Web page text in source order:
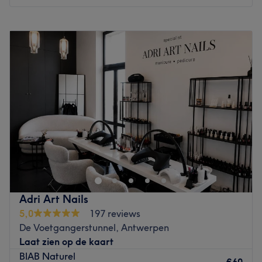
Go to venue
Dinsdag
09:00
Woensdag
09:00–19:00
09:00
09:00–19:00
Zaterdag
09:00 –19:00
Zondag
Gesloten
Welkom bij Sofiya NailCare| Kasteelpleinstraat in
Antwerpen. In deze salon kun je terecht voor verschillende
nagelbehandelingen. Het team van Sofiya NailCare
zorgt ervoor dat elke klant zich speciaal voelt. Het team
neemt de tijd voor elke klant en zorgt ervoor dat iedereen
de persoonlijke aandacht krijgt die ze verdienen
prachtige, rustige en ontspannen omgeving zorgt ervoor
dat je je op je gemak voelt tijdens je bezoek aan de
salon.
Adri Art Nails
5,0
197 reviews
De Voetgangerstunnel, Antwerpen
Laat zien op de kaart
BIAB Naturel